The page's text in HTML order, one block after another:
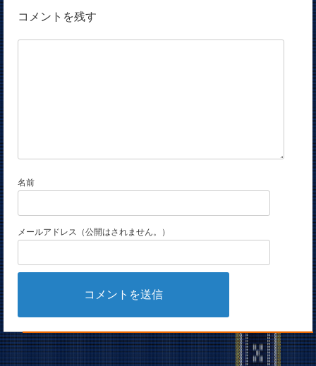
コメントを残す
名前
メールアドレス（公開はされません。）